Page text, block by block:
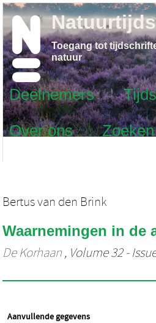
Deelnemers
Over ons
Zoeken
Toegang tot
natuur
Bertus van den Brink
Waarnemingen in de
De Korhaan , Volume 32 -
Aanvullende gegevens